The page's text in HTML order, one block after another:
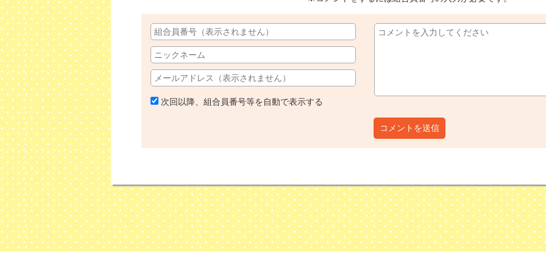
次回以降、組合員番号等を自動で表示する
コメントを送信